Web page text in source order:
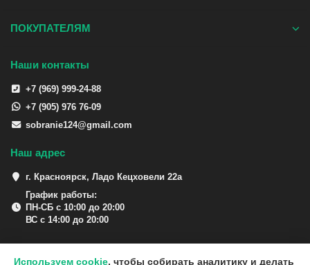
ПОКУПАТЕЛЯМ
Наши контакты
+7 (969) 999-24-88
+7 (905) 976 76-09
sobranie124@gmail.com
Наш адрес
г. Красноярск, Ладо Кецховели 22а
График работы:
ПН-СБ с 10:00 до 20:00
ВС с 14:00 до 20:00
Используем cookie, чтобы собирать аналитику и делать